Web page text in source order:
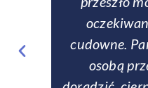
cudowne.
osobą